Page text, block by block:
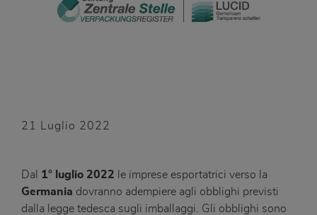
21 Luglio 2022
Dal 1° luglio 2022
le imprese esportatrici verso la
Germania dovranno adempiere agli obblighi previsti
dalla legge tedesca sugli imballaggi. Gli obblighi sono